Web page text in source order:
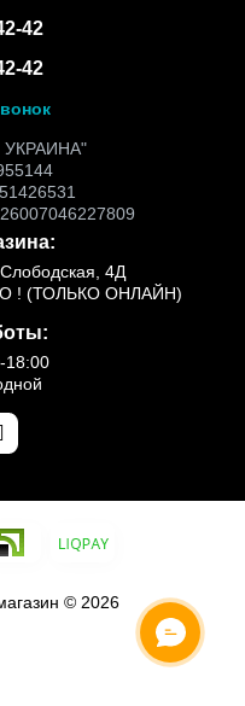
42
42
Слободская, 4Д
! (ТОЛЬКО ОНЛАЙН)
18:00
© 2026